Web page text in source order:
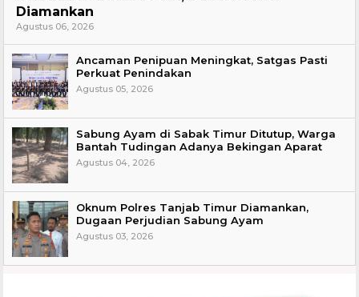
Diamankan
Agustus 06, 2026
Ancaman Penipuan Meningkat, Satgas Pasti
Perkuat Penindakan
Agustus 05, 2026
Sabung Ayam di Sabak Timur Ditutup, Warga
Bantah Tudingan Adanya Bekingan Aparat
Agustus 04, 2026
Oknum Polres Tanjab Timur Diamankan,
Dugaan Perjudian Sabung Ayam
Agustus 03, 2026